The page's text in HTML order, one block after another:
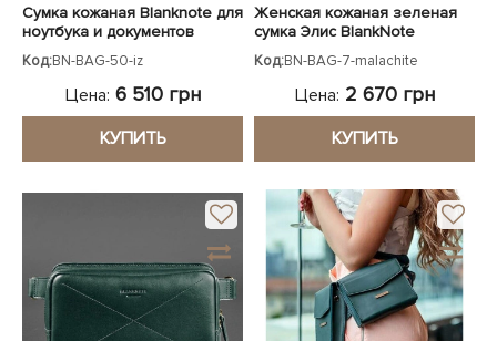
Сумка кожаная Blanknote для
ноутбука и документов
зеленая
Код:BN-BAG-50-iz
Цена: 6 510 грн
КУПИТЬ
Женская кожаная зеленая
сумка Элис BlankNote
Код:BN-BAG-7-malachite
Цена: 2 670 грн
КУПИТЬ